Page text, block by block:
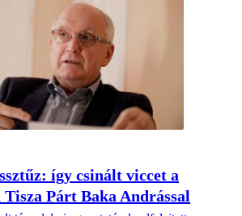
így csinált viccet a
Párt Baka Andrással